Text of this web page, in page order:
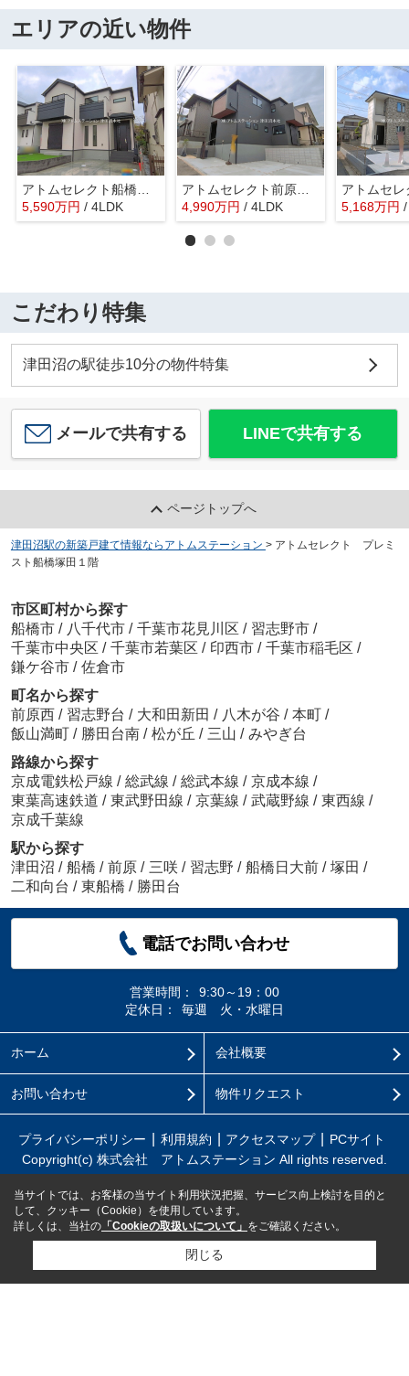
エリアの近い物件
アトムセレクト船橋市東船橋５丁目１２３８番 B号棟
5,590万円 / 4LDK
アトムセレクト前原東６丁目 第21号棟
4,990万円 / 4LDK 5,168万円
こだわり特集
津田沼の駅徒歩10分の物件特集
メールで共有する LINEで共有する
ページトップへ
津田沼駅の新築戸建て情報ならアトムステーション > アトムセレクト プレミ
スト船橋塚田１階
市区町村から探す
船橋市 / 八千代市 / 千葉市花見川区 / 習志野市 /
千葉市中央区 / 千葉市若葉区 / 印西市 / 千葉市稲毛区 /
鎌ケ谷市 / 佐倉市
町名から探す
前原西 / 習志野台 / 大和田新田 / 八木が谷 / 本町 /
飯山満町 / 勝田台南 / 松が丘 / 三山 / みやぎ台
路線から探す
京成電鉄松戸線 / 総武線 / 総武本線 / 京成本線 /
東葉高速鉄道 / 東武野田線 / 京葉線 / 武蔵野線 / 東西線 /
京成千葉線
駅から探す
津田沼 / 船橋 / 前原 / 三咲 / 習志野 / 船橋日大前 / 塚田 /
二和向台 / 東船橋 / 勝田台
電話でお問い合わせ
営業時間：
9:30～19：00
定休日：
毎週 火・水曜日
ホーム 会社概要
お問い合わせ 物件リクエスト
プライバシーポリシー 利用規約 アクセスマップ
PCサイト
Copyright(c) 株式会社 アトムステーション All rights reserved.
当サイトでは、お客様の当サイト利用状況把握、サービス向上検討を目的と
して、クッキー（Cookie）を使用しています。
詳しくは、当社の 「Cookieの取扱いについて」 をご確認ください。
閉じる